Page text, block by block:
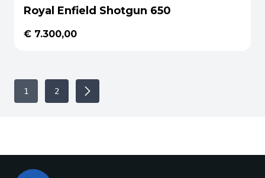
Royal Enfield Shotgun 650
€ 7.300,00
1 2